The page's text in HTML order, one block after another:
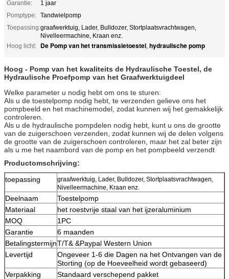
Garantie:
1 jaar
Pomptype: Tandwielpomp
Toepassing:graafwerktuig, Lader, Bulldozer, Stortplaatsvrachtwagen,
Nivelleermachine, Kraan enz.
Hoog licht:
De Pomp van het transmissietoestel, hydraulische pomp
Hoog - Pomp van het kwaliteits de Hydraulische Toestel, de
Hydraulische Proefpomp van het Graafwerktuigdeel
Welke parameter u nodig hebt om ons te sturen:
Als u de toestelpomp nodig hebt, te verzenden gelieve ons het
pompbeeld en het machinemodel, zodat kunnen wij het gemakkelijk
controleren.
Als u de hydraulische pompdelen nodig hebt, kunt u ons de grootte
van de zuigerschoen verzenden, zodat kunnen wij de delen volgens
de grootte van de zuigerschoen controleren, maar het zal beter zijn
als u me het naambord van de pomp en het pompbeeld verzendt
Productomschrijving:
toepassing
graafwerktuig, Lader, Bulldozer, Stortplaatsvrachtwagen,
Nivelleermachine, Kraan enz.
Deelnaam
Toestelpomp
Materiaal
het roestvrije staal van het ijzeraluminium
MOQ
1PC
Garantie
6 maanden
BetalingstermijnT/T& &Paypal Western Union
Levertijd
Ongeveer 1-6 die Dagen na het Ontvangen van de
Storting (op de Hoeveelheid wordt gebaseerd)
Verpakking
Standaard verschepend pakket